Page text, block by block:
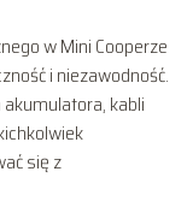
w Mini Cooperze
i niezawodność.
kabli
się z